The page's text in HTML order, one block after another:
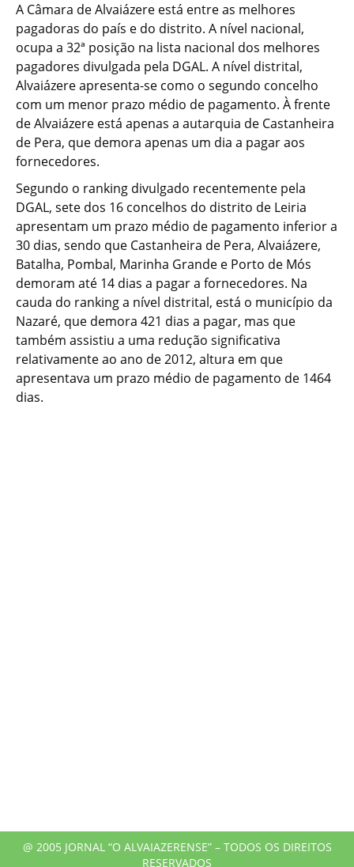
A Câmara de Alvaiázere está entre as melhores
pagadoras do país e do distrito. A nível nacional,
ocupa a 32ª posição na lista nacional dos melhores
pagadores divulgada pela DGAL. A nível distrital,
Alvaiázere apresenta-se como o segundo concelho
com um menor prazo médio de pagamento. À frente
de Alvaiázere está apenas a autarquia de Castanheira
de Pera, que demora apenas um dia a pagar aos
fornecedores.
Segundo o ranking divulgado recentemente pela
DGAL, sete dos 16 concelhos do distrito de Leiria
apresentam um prazo médio de pagamento inferior a
30 dias, sendo que Castanheira de Pera, Alvaiázere,
Batalha, Pombal, Marinha Grande e Porto de Mós
demoram até 14 dias a pagar a fornecedores. Na
cauda do ranking a nível distrital, está o município da
Nazaré, que demora 421 dias a pagar, mas que
também assistiu a uma redução significativa
relativamente ao ano de 2012, altura em que
apresentava um prazo médio de pagamento de 1464
dias.
@ 2005 JORNAL “O ALVAIAZERENSE” – TODOS OS DIREITOS
RESERVADOS